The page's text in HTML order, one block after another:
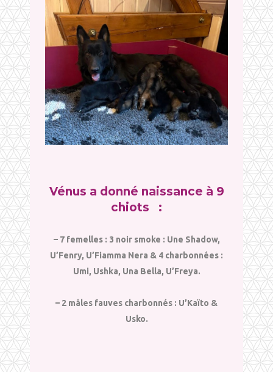
Vénus a donné naissance à 9
chiots :
– 7 femelles : 3 noir smoke : Une Shadow,
U’Fenry, U’Fiamma Nera & 4 charbonnées :
Umi, Ushka, Una Bella, U’Freya.
– 2 mâles fauves charbonnés : U’Kaïto &
Usko.